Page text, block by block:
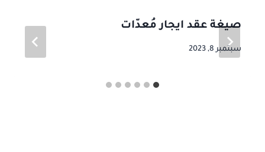
صيغة عقد ايجار مُعدّات
سبتمبر 8, 2023